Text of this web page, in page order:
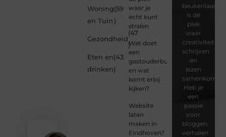
Woning
en Tuin
(59
)
Gezondheid
(47
)
Eten en
drinken
(43
)
waar je
echt kunt
stralen
Wat doet
een
gastouderbureau
en wat
komt erbij
kijken?
Website
laten
maken in
Eindhoven?
beukenlaan.nl
is dé
plek
waar
creativiteit,
schrijven
en
lezen
samenkomen.
Heb je
een
passie
voor
bloggen,
verhalen